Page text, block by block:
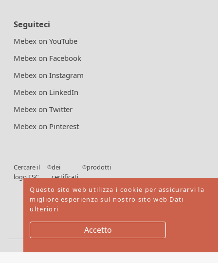
Seguiteci
Mebex on YouTube
Mebex on Facebook
Mebex on Instagram
Mebex on LinkedIn
Mebex on Twitter
Mebex on Pinterest
Cercare il
logo FSC
®dei
certificati
FSC
®prodotti
Questo sito web utilizza i cookie per assicurarvi la
migliore esperienza sul nostro sito web Dati
ulteriori
Accetto